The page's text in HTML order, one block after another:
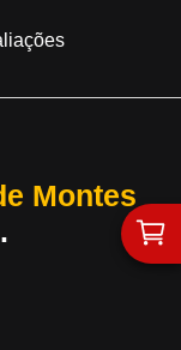
Montes